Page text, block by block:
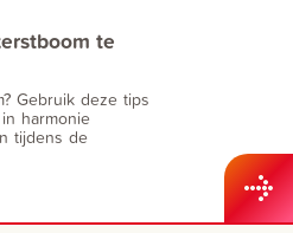
te
Gebruik deze tips
harmonie
tijdens de